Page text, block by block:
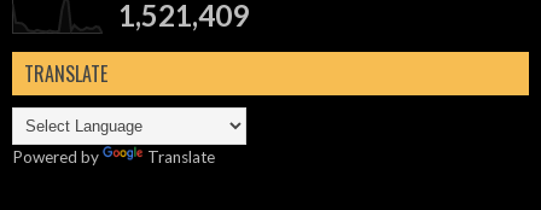
1,521,409
TRANSLATE
Powered by Translate